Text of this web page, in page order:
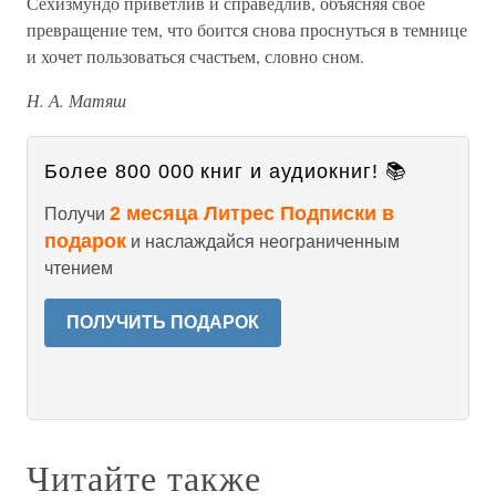
превращение тем, что боится снова проснуться в темнице
и хочет пользоваться счастьем, словно сном.
Н. А. Матяш
Более 800 000 книг и аудиокниг! 📚
Получи 2 месяца Литрес Подписки в
подарок и наслаждайся неограниченным
чтением
ПОЛУЧИТЬ ПОДАРОК
Читайте также